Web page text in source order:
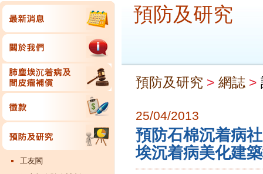
工友閣
預防及研究
預防及研究 > 網誌 >
25/04/2013
預防石棉沉着病
埃沉着病美化建